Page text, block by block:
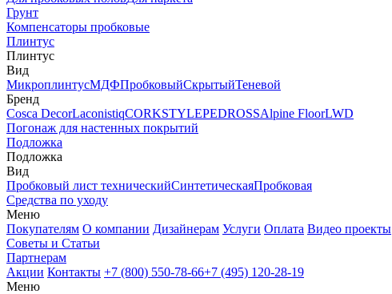
Грунт
Компенсаторы пробковые
Плинтус
Плинтус
Вид
МикроплинтусМДФПробковыйСкрытыйТеневой
Бренд
Cosca DecorLaconistiqCORKSTYLEPEDROSSAlpine FloorLWD
Погонаж для настенных покрытий
Подложка
Подложка
Вид
Пробковый лист техническийСинтетическаяПробковая
Средства по уходу
Меню
Покупателям О компании Дизайнерам Услуги Оплата Видео проекты
Советы и Статьи
Партнерам
Акции Контакты +7 (800) 550-78-66+7 (495) 120-28-19
Меню